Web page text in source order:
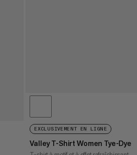
EXCLUSIVEMENT EN LIGNE
Valley T-Shirt Women Tye-Dye